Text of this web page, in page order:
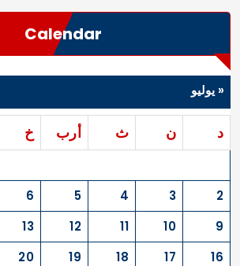
Calendar
د ن ث أرب خ
2
3
4
5
6
9
10
11
12
13
16
17
18
19
20
« يوليو